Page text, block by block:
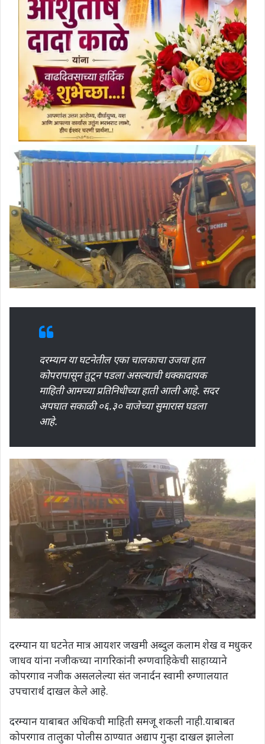
दरम्यान या घटनेतील एका चालकाचा उजवा हात
कोपरापासून तुटून पडला असल्याची धक्कादायक
माहिती आमच्या प्रतिनिधीच्या हाती आली आहे. सदर
अपघात सकाळी ०६.३० वाजेच्या सुमारास घडला
आहे.
दरम्यान या घटनेत मात्र आयशर जखमी अब्दुल कलाम शेख व मधुकर
जाधव यांना नजीकच्या नागरिकांनी रुग्णवाहिकेची साहाय्याने
कोपरगाव नजीक असललेल्या संत जनार्दन स्वामी रुग्णालयात
उपचारार्थ दाखल केले आहे.
दरम्यान याबाबत अधिकची माहिती समजू शकली नाही.याबाबत
कोपरगाव तालुका पोलीस ठाण्यात अद्याप गुन्हा दाखल झालेला